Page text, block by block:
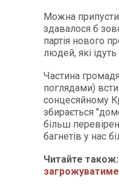
Можна
здавалося б
партія нового
людей, які
Частина
поглядами)
сонцесяйному
збирається
більш
багнетів у нас
Читайте також: